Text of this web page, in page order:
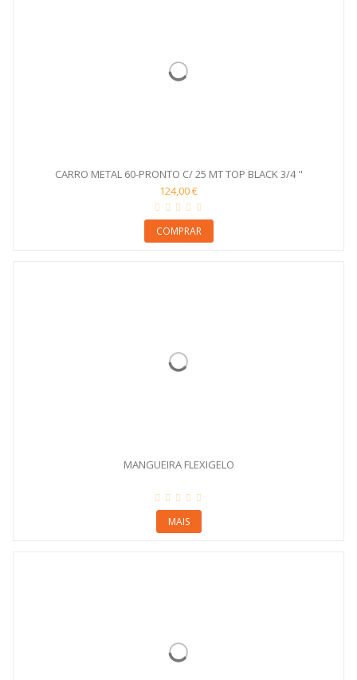
CARRO METAL 60-PRONTO C/ 25 MT TOP BLACK 3/4 "
124,00 €
COMPRAR
MANGUEIRA FLEXIGELO
MAIS